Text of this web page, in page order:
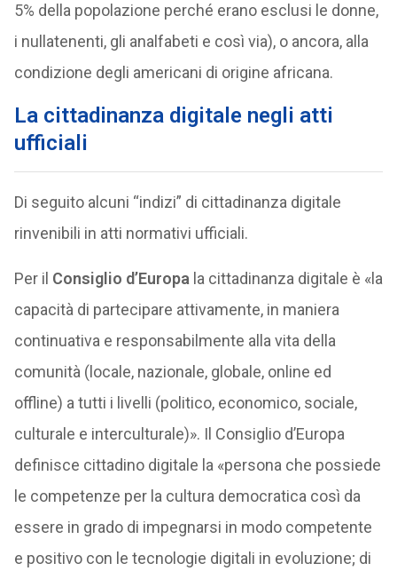
5% della popolazione perché erano esclusi le donne,
i nullatenenti, gli analfabeti e così via), o ancora, alla
condizione degli americani di origine africana.
La cittadinanza digitale negli atti
ufficiali
Di seguito alcuni “indizi” di cittadinanza digitale
rinvenibili in atti normativi ufficiali.
Per il Consiglio d’Europa la cittadinanza digitale è «la
capacità di partecipare attivamente, in maniera
continuativa e responsabilmente alla vita della
comunità (locale, nazionale, globale, online ed
offline) a tutti i livelli (politico, economico, sociale,
culturale e interculturale)». Il Consiglio d’Europa
definisce cittadino digitale la «persona che possiede
le competenze per la cultura democratica così da
essere in grado di impegnarsi in modo competente
e positivo con le tecnologie digitali in evoluzione; di